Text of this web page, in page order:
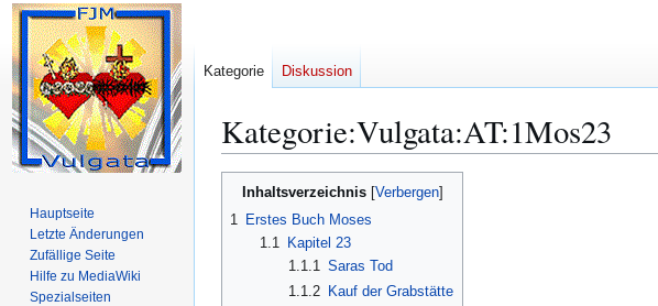
Kategorie:Vulgata:AT:1Mos23
Zur
Zur
Inhaltsverzeichnis
1 Erstes Buch Moses
1.1
Kapitel 23
1.1.1 Saras Tod
1.1.2 Kauf der Grabstätte
Kategorie Diskussion
Hauptseite
Letzte Änderungen
Zufällige Seite
Hilfe zu MediaWiki
Spezialseiten